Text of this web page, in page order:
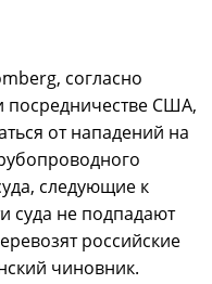
согласно
посредничестве США,
от нападений на
следующие к
суда не подпадают
российские
чиновник.